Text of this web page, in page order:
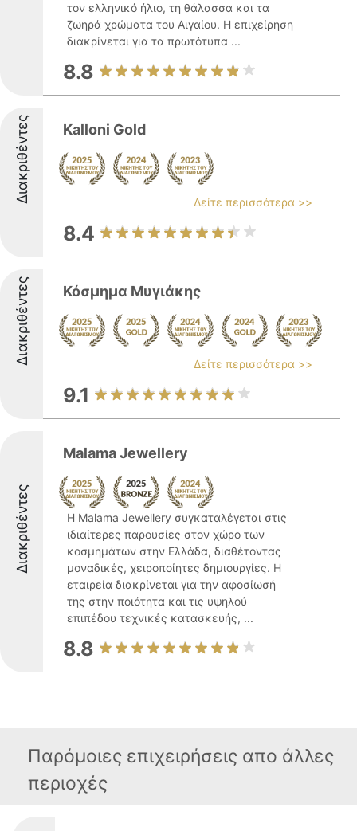
τον ελληνικό ήλιο, τη θάλασσα και τα
ζωηρά χρώματα του Αιγαίου. Η επιχείρηση
διακρίνεται για τα πρωτότυπα ...
8.8
Διακριθέντες Kalloni Gold
Δείτε περισσότερα >>
8.4
Διακριθέντες Κόσμημα Μυγιάκης
Δείτε περισσότερα >>
9.1
Διακριθέντες
Malama Jewellery
Η Malama Jewellery συγκαταλέγεται στις
ιδιαίτερες παρουσίες στον χώρο των
κοσμημάτων στην Ελλάδα, διαθέτοντας
μοναδικές, χειροποίητες δημιουργίες. Η
εταιρεία διακρίνεται για την αφοσίωσή
της στην ποιότητα και τις υψηλού
επιπέδου τεχνικές κατασκευής, ...
8.8
Παρόμοιες επιχειρήσεις απο άλλες
περιοχές